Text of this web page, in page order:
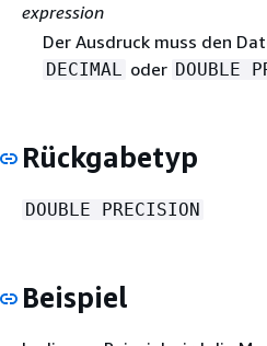
expression
Der Ausdruck muss den
DECIMAL oder DOUBLE
Rückgabetyp
DOUBLE PRECISION
Beispiel